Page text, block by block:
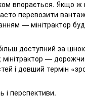
впорається. Якщо ж
перевозити
— мінітрактор
доступний за
мінітрактор —
і довший термін
і перспективи.